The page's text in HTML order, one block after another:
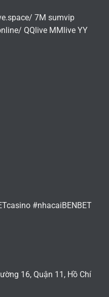
7M sumvip
QQlive MMlive YY
#nhacaiBENBET
16, Quận 11, Hồ Chí